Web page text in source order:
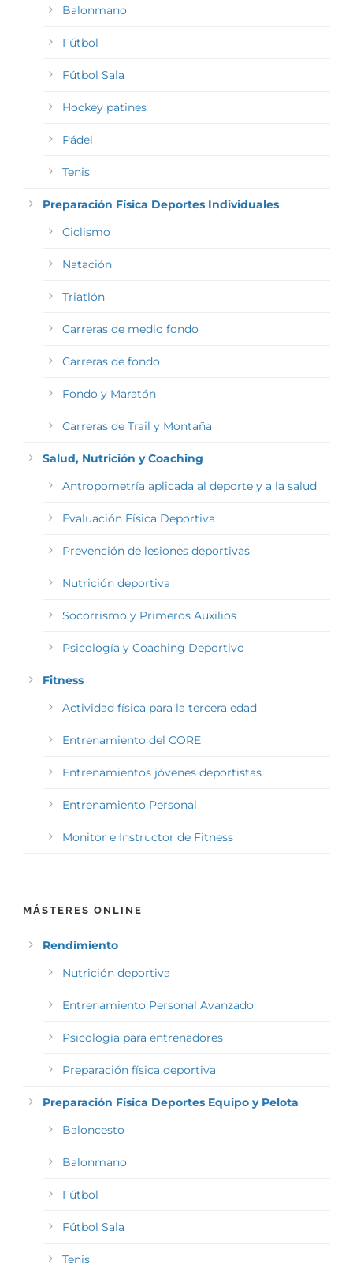
Balonmano
Fútbol
Fútbol Sala
Hockey patines
Pádel
Tenis
Preparación Física Deportes Individuales
Ciclismo
Natación
Triatlón
Carreras de medio fondo
Carreras de fondo
Fondo y Maratón
Carreras de Trail y Montaña
Salud, Nutrición y Coaching
Antropometría aplicada al deporte y a la salud
Evaluación Física Deportiva
Prevención de lesiones deportivas
Nutrición deportiva
Socorrismo y Primeros Auxilios
Psicología y Coaching Deportivo
Fitness
Actividad física para la tercera edad
Entrenamiento del CORE
Entrenamientos jóvenes deportistas
Entrenamiento Personal
Monitor e Instructor de Fitness
MÁSTERES ONLINE
Rendimiento
Nutrición deportiva
Entrenamiento Personal Avanzado
Psicología para entrenadores
Preparación física deportiva
Preparación Física Deportes Equipo y Pelota
Baloncesto
Balonmano
Fútbol
Fútbol Sala
Tenis